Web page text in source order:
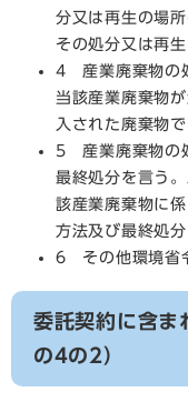
分又は再生の場
その処分又は再
4 産業廃棄物の
当該産業廃棄物
入された廃棄物
5 産業廃棄物の
最終処分を言う
該産業廃棄物に
方法及び最終処
6 その他環境省
委託契約に含ま
の4の2）